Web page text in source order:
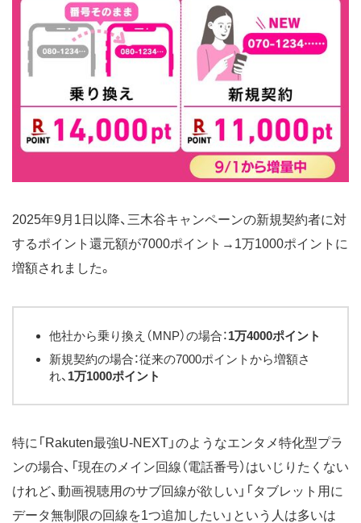
2025年9月1日以降、三木谷キャンペーンの新規契約者に対
するポイント還元額が7000ポイント→1万1000ポイントに
増額されました。
他社から乗り換え（MNP）の場合：1万4000ポイント
新規契約の場合：従来の7000ポイントから増額さ
れ、 1万1000ポイント
特に「Rakuten最強U-NEXT」のようなエンタメ特化型プラ
ンの場合、「現在のメイン回線（電話番号）はいじりたくない
けれど、動画視聴用のサブ回線が欲しい」「タブレット用に
データ無制限の回線を1つ追加したい」という人は多いは